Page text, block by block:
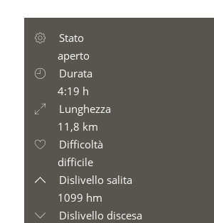
Stato
aperto
Durata
4:19 h
Lunghezza
11,8 km
Difficoltà
difficile
Dislivello salita
1099 hm
Dislivello discesa